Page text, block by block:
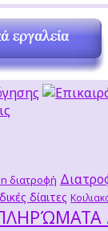
διατροφή
δίαιτες